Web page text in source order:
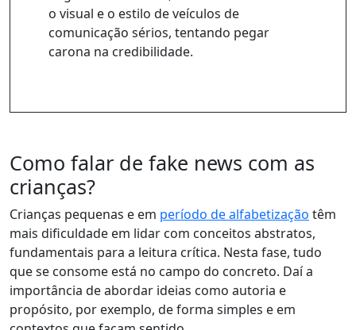
o visual e o estilo de veículos de
comunicação sérios, tentando pegar
carona na credibilidade.
Como falar de fake news com as
crianças?
Crianças pequenas e em período de alfabetização têm
mais dificuldade em lidar com conceitos abstratos,
fundamentais para a leitura crítica. Nesta fase, tudo
que se consome está no campo do concreto. Daí a
importância de abordar ideias como autoria e
propósito, por exemplo, de forma simples e em